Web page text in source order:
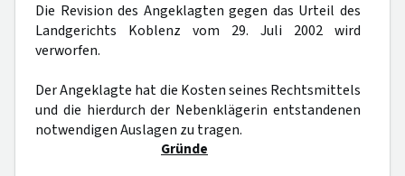
Die Revision des Angeklagten gegen das Urteil des
Landgerichts Koblenz vom 29. Juli 2002 wird
verworfen.
Der Angeklagte hat die Kosten seines Rechtsmittels
und die hierdurch der Nebenklägerin entstandenen
notwendigen Auslagen zu tragen.
Gründe